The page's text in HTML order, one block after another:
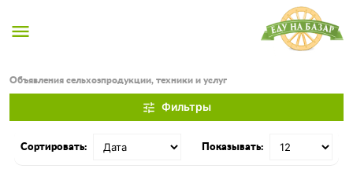
menu
Объявления сельхозпродукции, техники и услуг
tune Фильтры
Сортировать: Показывать: